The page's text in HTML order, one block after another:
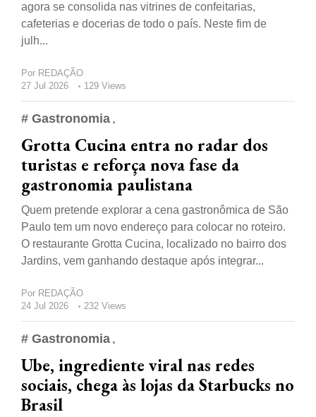
agora se consolida nas vitrines de confeitarias,
cafeterias e docerias de todo o país. Neste fim de
julh...
Por REDAÇÃO
27 Jul 2026
129 Views
# Gastronomia
Grotta Cucina entra no radar dos
turistas e reforça nova fase da
gastronomia paulistana
Quem pretende explorar a cena gastronômica de São
Paulo tem um novo endereço para colocar no roteiro.
O restaurante Grotta Cucina, localizado no bairro dos
Jardins, vem ganhando destaque após integrar...
Por REDAÇÃO
24 Jul 2026
232 Views
# Gastronomia
Ube, ingrediente viral nas redes
sociais, chega às lojas da Starbucks no
Brasil